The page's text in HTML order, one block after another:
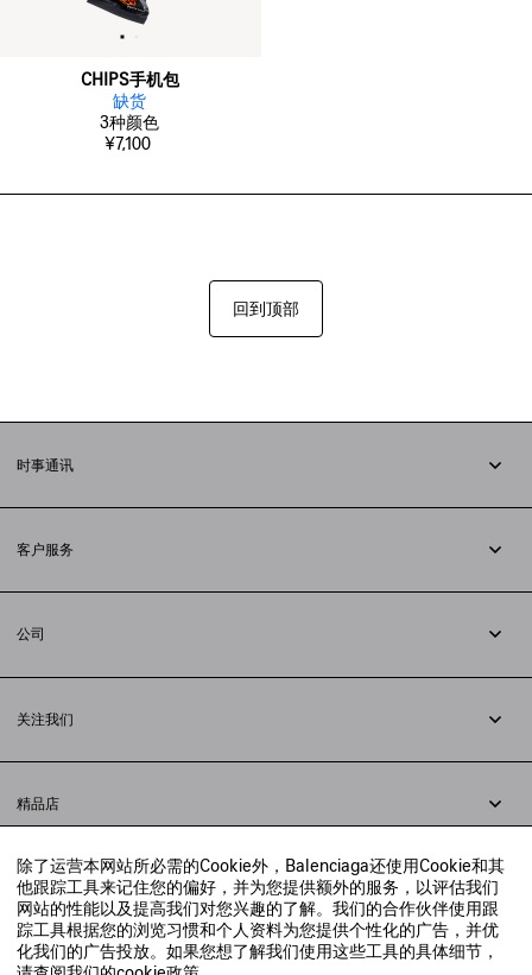
除了运营本网站所必需的Cookie外，Balenciaga还使用Cookie和其
他跟踪工具来记住您的偏好，并为您提供额外的服务，以评估我们
网站的性能以及提高我们对您兴趣的了解。我们的合作伙伴使用跟
踪工具根据您的浏览习惯和个人资料为您提供个性化的广告，并优
化我们的广告投放。如果您想了解我们使用这些工具的具体细节，
CHIPS手机包
缺货
3种颜色
¥7,100
回到顶部
时事通讯
客户服务
配送方式
支付
常见问题解答
公司
法律问题
联合国世界粮食计划署
举报平台
关注我们
小红书
精品店
寻找附近的精品店
实时聊天客服
发送邮件
我们将在24小时内给予回复
© 2020 巴黎世家贸易（上海）有限公司